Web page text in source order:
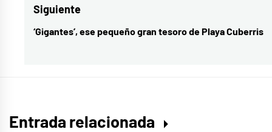
del
entradas
anterior:
Siguiente
Entrada
‘Gigantes’, ese pequeño gran tesoro de Playa Cuberris
Entrada relacionada